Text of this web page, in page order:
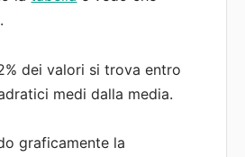
dei valori si trova entro
medi dalla media.
graficamente la